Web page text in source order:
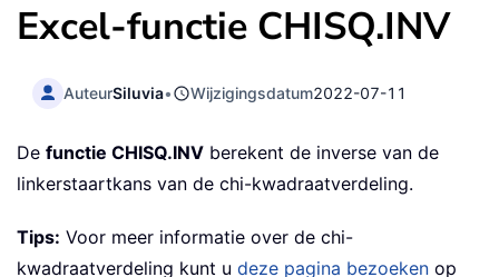
Excel-functie CHISQ.INV
AuteurSiluvia• Wijzigingsdatum2022-07-11
De functie CHISQ.INV berekent de inverse van de
linkerstaartkans van de chi-kwadraatverdeling.
Tips: Voor meer informatie over de chi-
kwadraatverdeling kunt u deze pagina bezoeken op